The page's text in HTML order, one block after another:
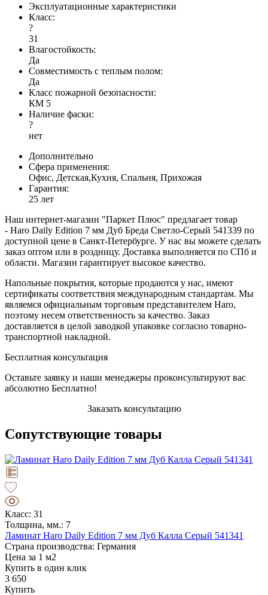
Эксплуатационные характеристики
Класс:
?
31
Влагостойкость:
Да
Совместимость с теплым полом:
Да
Класс пожарной безопасности:
КМ 5
Наличие фаски:
?
нет
Дополнительно
Сфера применения:
Офис, Детская,Кухня, Спальня, Прихожая
Гарантия:
25 лет
Наш интернет-магазин "Паркет Плюс" предлагает товар
- Haro Daily Edition 7 мм Дуб Бреда Светло-Серый 541339 по
доступной цене в Санкт-Петербурге. У нас вы можете сделать
заказ оптом или в роздницу. Доставка выполняется по СПб и
области. Магазин гарантирует высокое качество.
Напольные покрытия, которые продаются у нас, имеют
сертификаты соответствия международным стандартам. Мы
являемся официальным торговым представителем Haro,
поэтому несем ответственность за качество. Заказ
доставляется в целой заводкой упаковке согласно товарно-
транспортной накладной.
Бесплатная консультация
Оставьте заявку и наши менеджеры проконсультируют вас
абсолютно Бесплатно!
Заказать консультацию
Сопутствующие товары
Класс: 31
Толщина, мм.: 7
Ламинат Haro Daily Edition 7 мм Дуб Калла Серый 541341
Страна производства: Германия
Цена за 1 м2
Купить в один клик
3 650
Купить